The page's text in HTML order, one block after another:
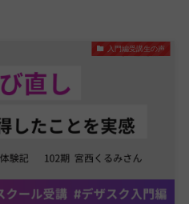
入門編受講生の声